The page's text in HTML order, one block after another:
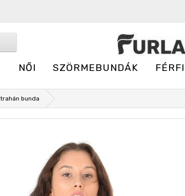
NŐI SZÖRMEBUNDÁK FÉRFI
bunda